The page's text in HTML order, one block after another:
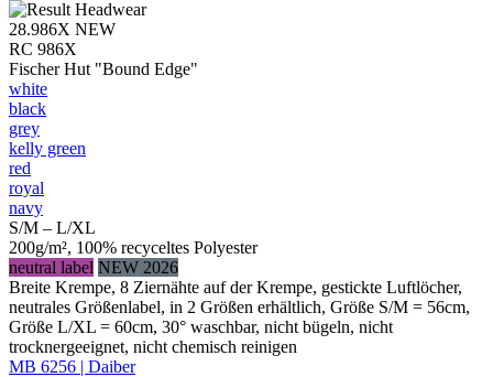
28.986X NEW
RC 986X
Fischer Hut "Bound Edge"
white
black
grey
kelly green
red
royal
navy
S/M – L/XL
200g/m², 100% recyceltes Polyester
neutral label NEW 2026
Breite Krempe, 8 Ziernähte auf der Krempe, gestickte Luftlöcher,
neutrales Größenlabel, in 2 Größen erhältlich, Größe S/M = 56cm,
Größe L/XL = 60cm, 30° waschbar, nicht bügeln, nicht
trocknergeeignet, nicht chemisch reinigen
MB 6256 | Daiber